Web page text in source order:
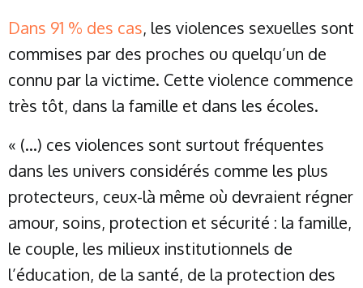
Dans 91 % des cas, les violences sexuelles sont
commises par des proches ou quelqu’un de
connu par la victime. Cette violence commence
très tôt, dans la famille et dans les écoles.
« (…) ces violences sont surtout fréquentes
dans les univers considérés comme les plus
protecteurs, ceux-là même où devraient régner
amour, soins, protection et sécurité : la famille,
le couple, les milieux institutionnels de
l’éducation, de la santé, de la protection des